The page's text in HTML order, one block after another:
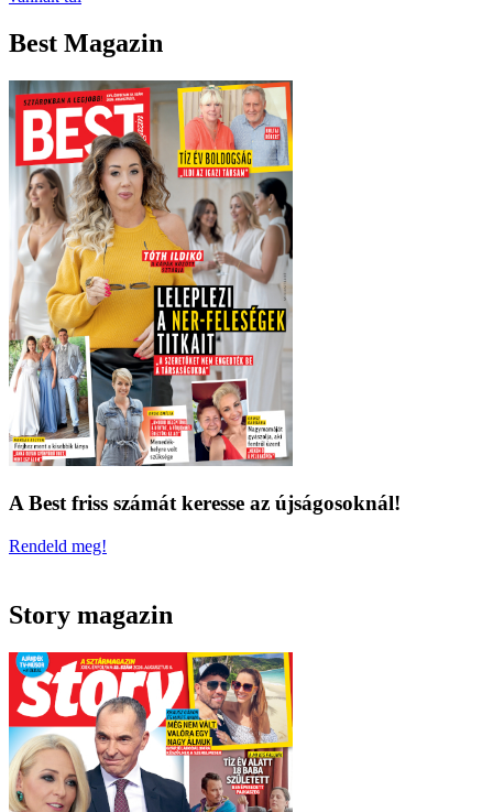
Best Magazin
A Best friss számát keresse az újságosoknál!
Rendeld meg!
Story magazin